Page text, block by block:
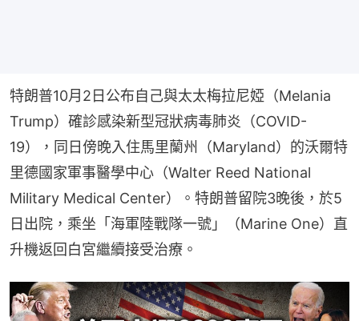
特朗普10月2日公布自己與太太梅拉尼婭（Melania
Trump）確診感染新型冠狀病毒肺炎（COVID-
19），同日傍晚入住馬里蘭州（Maryland）的沃爾特
里德國家軍事醫學中心（Walter Reed National
Military Medical Center）。特朗普留院3晚後，於5
日出院，乘坐「海軍陸戰隊一號」（Marine One）直
升機返回白宮繼續接受治療。